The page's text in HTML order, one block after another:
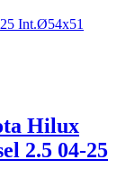
Hilux
2.5 04-25